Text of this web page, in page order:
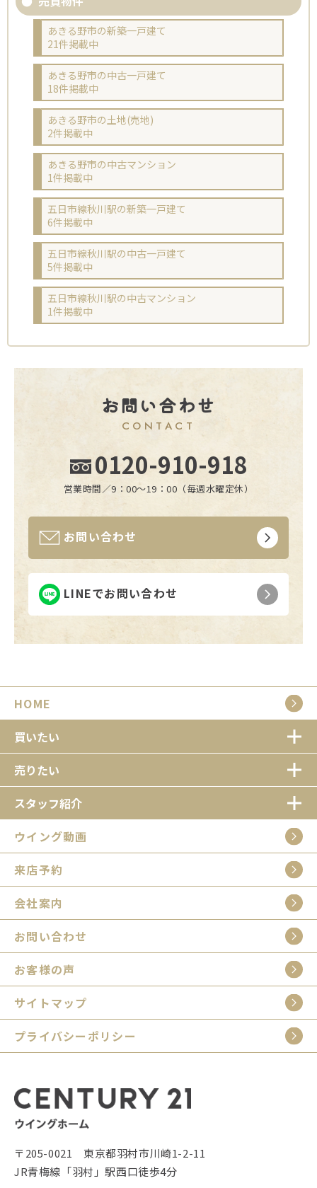
あきる野市の新築一戸建て
21件掲載中
あきる野市の中古一戸建て
18件掲載中
あきる野市の土地(売地)
2件掲載中
あきる野市の中古マンション
1件掲載中
五日市線秋川駅の新築一戸建て
6件掲載中
五日市線秋川駅の中古一戸建て
5件掲載中
五日市線秋川駅の中古マンション
1件掲載中
お問い合わせ
CONTACT
0120-910-918
営業時間／9：00〜19：00（毎週水曜定休）
お問い合わせ
LINEでお問い合わせ
HOME
買いたい
売りたい
スタッフ紹介
ウイング動画
来店予約
会社案内
お問い合わせ
お客様の声
サイトマップ
プライバシーポリシー
〒205-0021 東京都羽村市川崎1-2-11
JR青梅線「羽村」駅西口徒歩4分